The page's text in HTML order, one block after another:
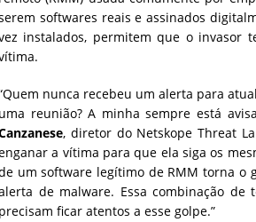
softwares reais e assinados
instalados, permitem que o invasor
nunca recebeu um alerta para
uma reunião? A minha sempre está
, diretor do Netskope Threat
a vítima para que ela siga os
um software legítimo de RMM torna o
de malware. Essa combinação de
precisam ficar atentos a esse golpe.”